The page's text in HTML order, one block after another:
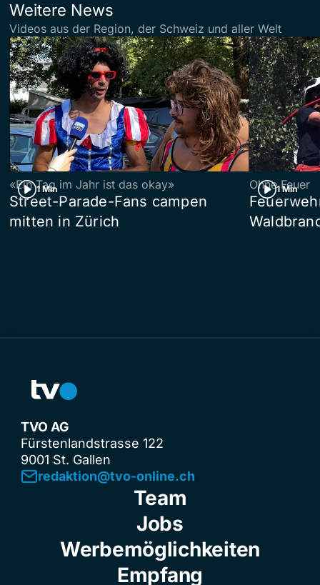
Weitere News
Videos aus der Region, der Schweiz und aller Welt
1 Min
«Ein Tag im Jahr ist das okay»
Street-Parade-Fans campen
mitten in Zürich
1 Min
Ohne Feuer
TVO AG
Fürstenlandstrasse 122
9001 St. Gallen
redaktion@tvo-online.ch
Team
Jobs
Werbemöglichkeiten
Empfang